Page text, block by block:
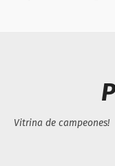
Vitrina de campeones!